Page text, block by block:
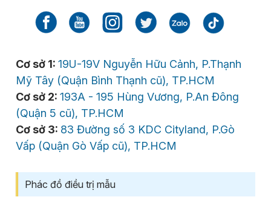
Cơ sở 1: 19U-19V Nguyễn Hữu Cảnh, P.Thạnh
Mỹ Tây (Quận Bình Thạnh cũ), TP.HCM
Cơ sở 2: 193A - 195 Hùng Vương, P.An Đông
(Quận 5 cũ), TP.HCM
Cơ sở 3: 83 Đường số 3 KDC Cityland, P.Gò
Vấp (Quận Gò Vấp cũ), TP.HCM
Phác đồ điều trị mẫu